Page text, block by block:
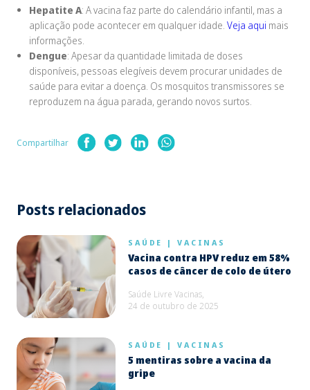
Hepatite A: A vacina faz parte do calendário infantil, mas a
aplicação pode acontecer em qualquer idade. Veja aqui mais
informações.
Dengue: Apesar da quantidade limitada de doses
disponíveis, pessoas elegíveis devem procurar unidades de
saúde para evitar a doença. Os mosquitos transmissores se
reproduzem na água parada, gerando novos surtos.
Compartilhar
Posts relacionados
SAÚDE | VACINAS
Vacina contra HPV reduz em 58%
casos de câncer de colo de útero
Saúde Livre Vacinas,
24 de outubro de 2025
SAÚDE | VACINAS
5 mentiras sobre a vacina da
gripe